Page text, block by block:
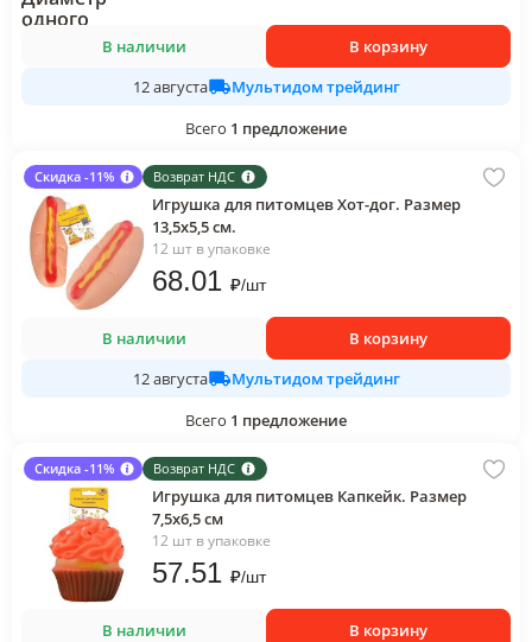
В наличии
В корзину
12 августа
Мультидом трейдинг
Всего 1 предложение
Скидка -11% Возврат НДС
Игрушка для питомцев Хот-дог. Размер
13,5х5,5 см.
12 шт в упаковке
68.01 ₽/шт
В наличии
В корзину
12 августа
Мультидом трейдинг
Всего 1 предложение
Скидка -11% Возврат НДС
Игрушка для питомцев Капкейк. Размер
7,5х6,5 см
12 шт в упаковке
57.51 ₽/шт
В наличии
В корзину